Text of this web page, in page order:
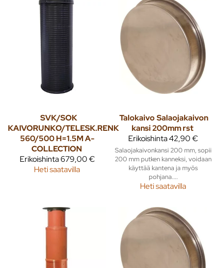
SVK/SOK
KAIVORUNKO/TELESK.RENK
560/500 H=1.5M A-
COLLECTION
Erikoishinta679,00 €
Heti saatavilla
Talokaivo Salaojakaivon
kansi 200mm rst
Erikoishinta42,90 €
Salaojakaivonkansi 200 mm, sopii
200 mm putken kanneksi, voidaan
käyttää kantena ja myös
pohjana....
Heti saatavilla